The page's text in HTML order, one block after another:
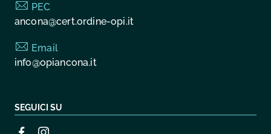
PEC
ancona@cert.ordine-opi.it
Email
info@opiancona.it
SEGUICI SU